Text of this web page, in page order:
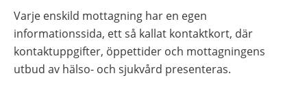
Varje enskild mottagning har en egen
informationssida, ett så kallat kontaktkort, där
kontaktuppgifter, öppettider och mottagningens
utbud av hälso- och sjukvård presenteras.